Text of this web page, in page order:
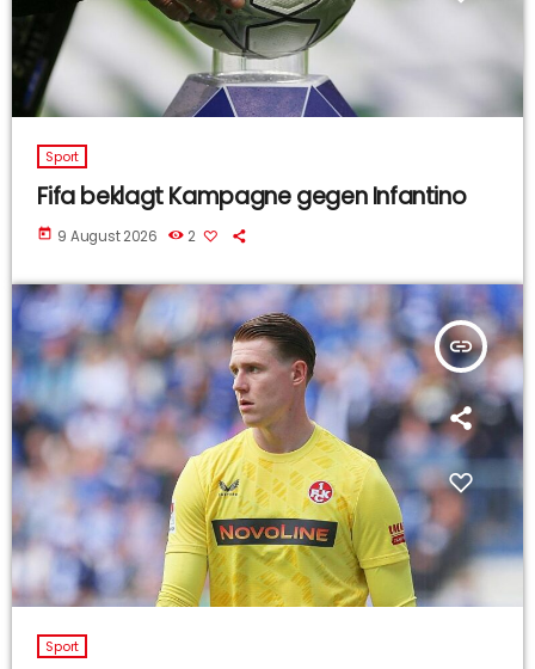
Sport
Fifa beklagt Kampagne gegen Infantino
today 9 August 2026 2
insert_link
Sport